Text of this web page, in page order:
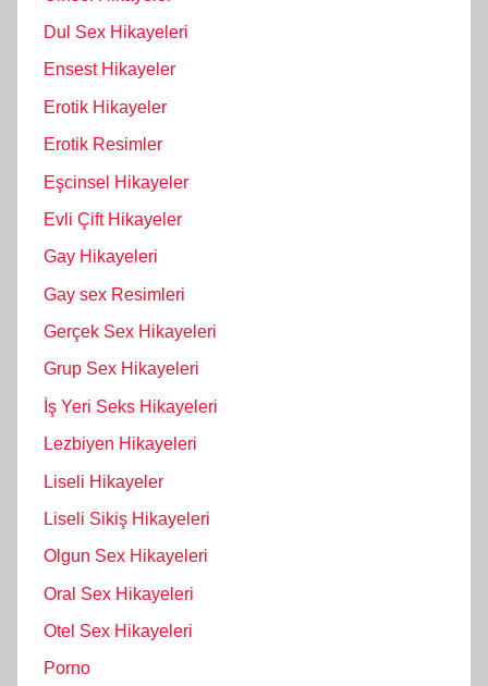
Dul Sex Hikayeleri
Ensest Hikayeler
Erotik Hikayeler
Erotik Resimler
Eşcinsel Hikayeler
Evli Çift Hikayeler
Gay Hikayeleri
Gay sex Resimleri
Gerçek Sex Hikayeleri
Grup Sex Hikayeleri
İş Yeri Seks Hikayeleri
Lezbiyen Hikayeleri
Liseli Hikayeler
Liseli Sikiş Hikayeleri
Olgun Sex Hikayeleri
Oral Sex Hikayeleri
Otel Sex Hikayeleri
Porno